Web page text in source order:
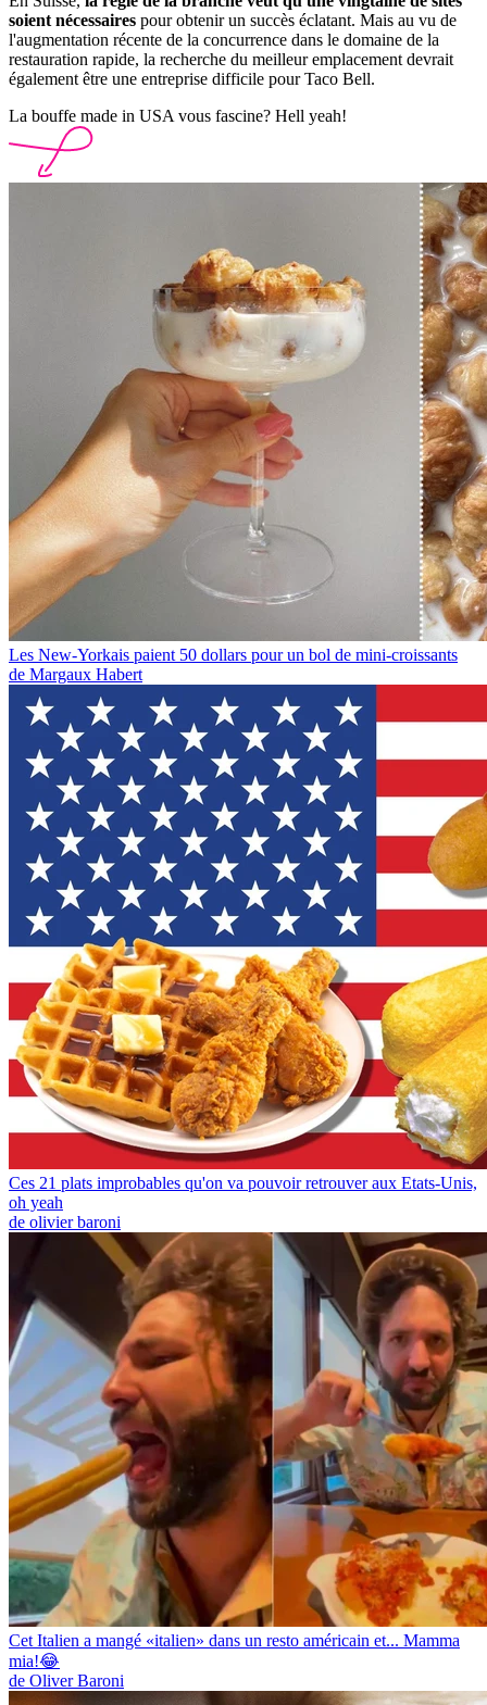
soient nécessaires pour obtenir un succès éclatant. Mais au vu de
l'augmentation récente de la concurrence dans le domaine de la
restauration rapide, la recherche du meilleur emplacement devrait
également être une entreprise difficile pour Taco Bell.
La bouffe made in USA vous fascine? Hell yeah!
Les New-Yorkais paient 50 dollars pour un bol de mini-croissants
de Margaux Habert
Ces 21 plats improbables qu'on va pouvoir retrouver aux Etats-Unis,
oh yeah
de olivier baroni
Cet Italien a mangé «italien» dans un resto américain et... Mamma
mia!😂
de Oliver Baroni